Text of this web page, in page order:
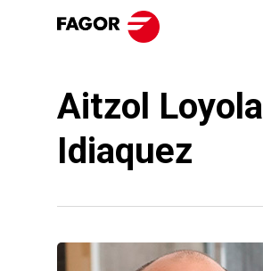
Aitzol Loyola
Idiaquez